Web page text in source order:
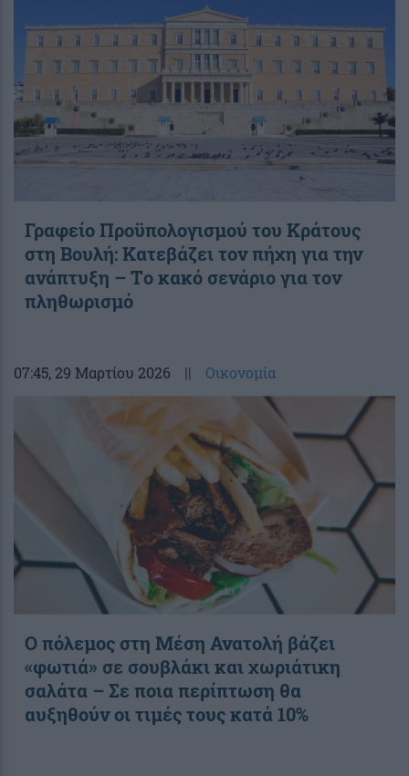
Γραφείο Προϋπολογισμού του Κράτους
στη Βουλή: Κατεβάζει τον πήχη για την
ανάπτυξη – Tο κακό σενάριο για τον
πληθωρισμό
07:45, 29 Μαρτίου 2026 || Οικονομία
Ο πόλεμος στη Μέση Ανατολή βάζει
«φωτιά» σε σουβλάκι και χωριάτικη
σαλάτα – Σε ποια περίπτωση θα
αυξηθούν οι τιμές τους κατά 10%